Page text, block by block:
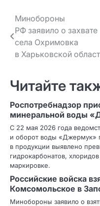
Навигация
по записям
Минобороны
РФ заявило о захвате
села Охримовка
в Харьковской
Читайте
Роспотребнадзор
минеральной воды
С 22 мая 2026 года
и оборот воды «Джермук»
в продукции выявлено
гидрокарбонатов,
маркировке.
Российские войска
Комсомольское в
Минобороны заявило о